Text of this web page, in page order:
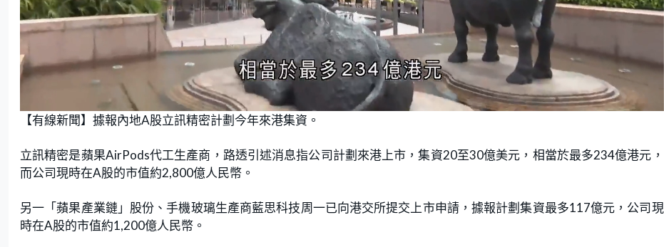
n
m
u
o
a
d
6
6
6
【有線新聞】據報內地A股立訊精密計劃今年來港集資。
立訊精密是蘋果AirPods代工生產商，路透引述消息指公司計劃來港上市，集資20至30億美元，相當於最多234億港元，
而公司現時在A股的市值約2,800億人民幣。
另一「蘋果產業鏈」股份、手機玻璃生產商藍思科技周一已向港交所提交上市申請，據報計劃集資最多117億元，公司現
時在A股的市值約1,200億人民幣。